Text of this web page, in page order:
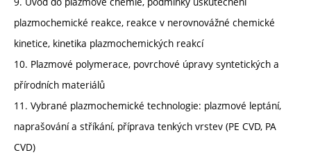
plazmochemické reakce, reakce v nerovnovážné chemické
kinetice, kinetika plazmochemických reakcí
10. Plazmové polymerace, povrchové úpravy syntetických a
přírodních materiálů
11. Vybrané plazmochemické technologie: plazmové leptání,
naprašování a stříkání, příprava tenkých vrstev (PE CVD, PA
CVD)